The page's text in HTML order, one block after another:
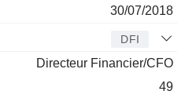
30/07/2018
DFI
Directeur Financier/CFO
49